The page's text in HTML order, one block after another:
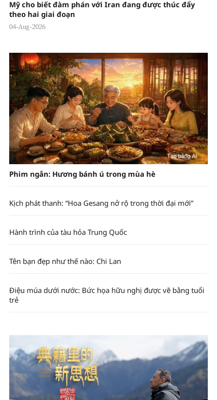
Mỹ cho biết đàm phán với Iran đang được thúc đẩy
theo hai giai đoạn
04-Aug-2026
Phim ngắn: Hương bánh ú trong mùa hè
Kịch phát thanh: “Hoa Gesang nở rộ trong thời đại mới”
Hành trình của tàu hỏa Trung Quốc
Tên bạn đẹp như thế nào: Chi Lan
Điệu múa dưới nước: Bức họa hữu nghị được vẽ bằng tuổi
trẻ